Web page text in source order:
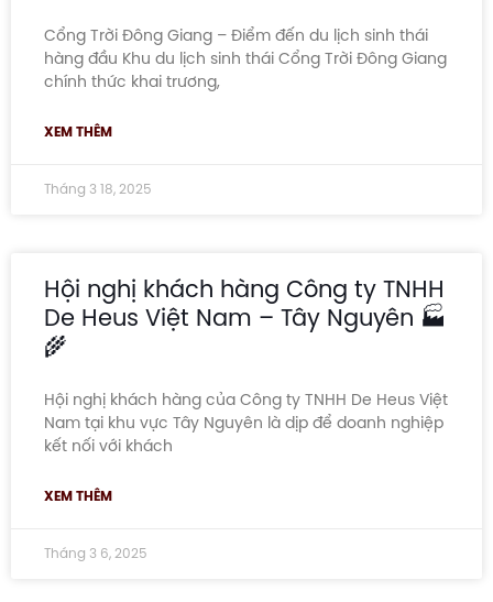
Cổng Trời Đông Giang – Điểm đến du lịch sinh thái
hàng đầu Khu du lịch sinh thái Cổng Trời Đông Giang
chính thức khai trương,
XEM THÊM
Tháng 3 18, 2025
Hội nghị khách hàng Công ty TNHH
De Heus Việt Nam – Tây Nguyên 🏭
🌾
Hội nghị khách hàng của Công ty TNHH De Heus Việt
Nam tại khu vực Tây Nguyên là dịp để doanh nghiệp
kết nối với khách
XEM THÊM
Tháng 3 6, 2025